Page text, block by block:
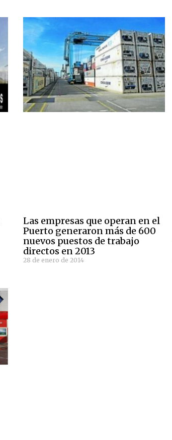
Las empresas que operan en el
Puerto generaron más de 600
nuevos puestos de trabajo
directos en 2013
28 de enero de 2014